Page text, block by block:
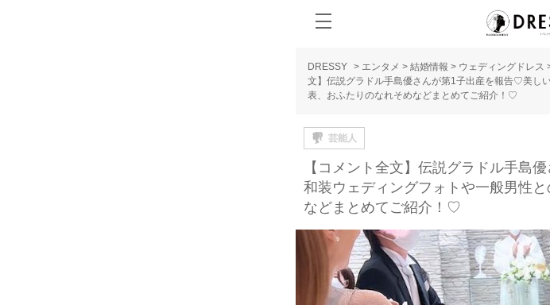
DRESSY > エンタメ > 結婚情報 > ウェディングドレス
文】伝説グラドル手島優さんが第1子出産を報告♡美し
表、おふたりのなれそめなどまとめてご紹介！♡
芸能人
【コメント全文】伝説グラドル手島
和装ウェディングフォトや一般男性
などまとめてご紹介！♡